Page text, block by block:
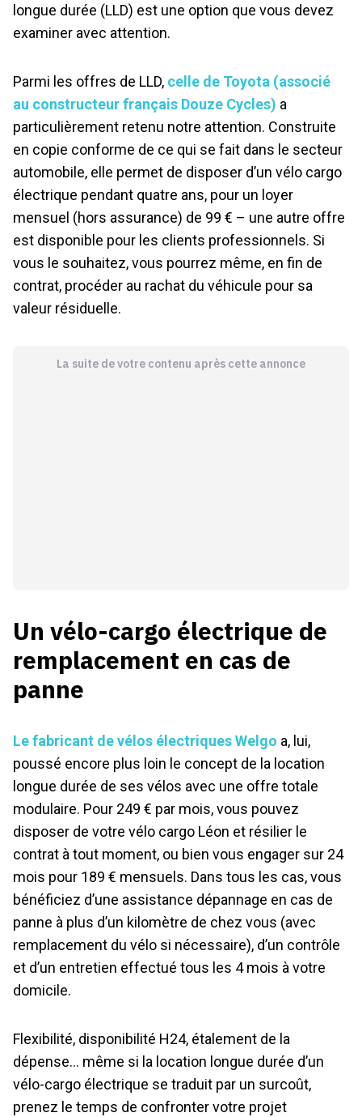
longue durée (LLD) est une option que vous devez
examiner avec attention.
Parmi les offres de LLD, celle de Toyota (associé
au constructeur français Douze Cycles) a
particulièrement retenu notre attention. Construite
en copie conforme de ce qui se fait dans le secteur
automobile, elle permet de disposer d’un vélo cargo
électrique pendant quatre ans, pour un loyer
mensuel (hors assurance) de 99 € – une autre offre
est disponible pour les clients professionnels. Si
vous le souhaitez, vous pourrez même, en fin de
contrat, procéder au rachat du véhicule pour sa
valeur résiduelle.
La suite de votre contenu après cette annonce
Un vélo-cargo électrique de
remplacement en cas de
panne
Le fabricant de vélos électriques Welgo a, lui,
poussé encore plus loin le concept de la location
longue durée de ses vélos avec une offre totale
modulaire. Pour 249 € par mois, vous pouvez
disposer de votre vélo cargo Léon et résilier le
contrat à tout moment, ou bien vous engager sur 24
mois pour 189 € mensuels. Dans tous les cas, vous
bénéficiez d’une assistance dépannage en cas de
panne à plus d’un kilomètre de chez vous (avec
remplacement du vélo si nécessaire), d’un contrôle
et d’un entretien effectué tous les 4 mois à votre
domicile.
Flexibilité, disponibilité H24, étalement de la
dépense… même si la location longue durée d’un
vélo-cargo électrique se traduit par un surcoût,
prenez le temps de confronter votre projet